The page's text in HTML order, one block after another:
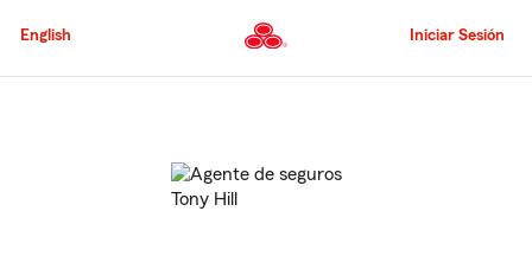
al
principal
English Iniciar Sesión